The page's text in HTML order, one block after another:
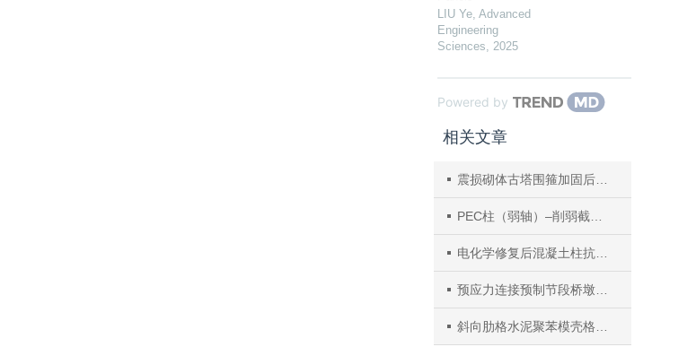
LIU Ye, Advanced
Engineering
Sciences, 2025
Powered by
相关文章
震损砌体古塔围箍加固后的滞回特性分析
PEC柱（弱轴）–削弱截面钢梁端板连接组合框架抗震试验研究
电化学修复后混凝土柱抗震性能的数值分析与验证
预应力连接预制节段桥墩抗震性能数值仿真分析
斜向肋格水泥聚苯模壳格构式混凝土墙体抗震性能试验